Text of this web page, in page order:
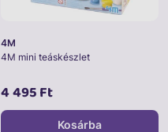
4M
4M mini teáskészlet
4 495 Ft
Kosárba